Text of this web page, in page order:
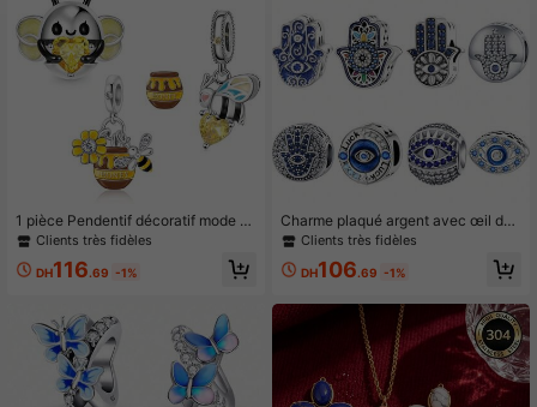
1 pièce Pendentif décoratif mode a
vec perle insecte abeille, cadeau d
Clients très fidèles
DH116.69 -1%
Charme plaqué argent avec œil de
main et perles bleues démon. Pend
s, bijoux faits main pour femmes
Clients très fidèles
DH106.69 -1%